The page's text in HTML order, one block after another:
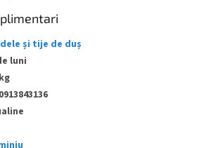
și tije de duș
luni